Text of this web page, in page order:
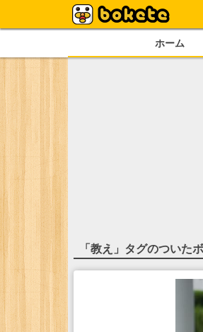
ホーム
「教え 」タグのついた